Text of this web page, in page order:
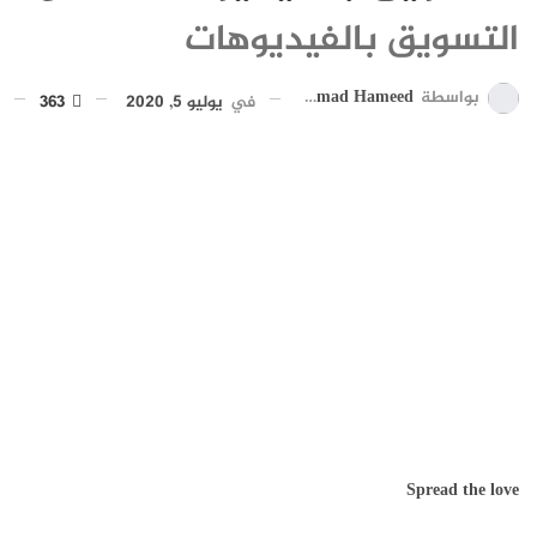
التسويق بالفيديوهات
بواسطة Ahmad Hameed في يوليو 5, 2020
Spread the love